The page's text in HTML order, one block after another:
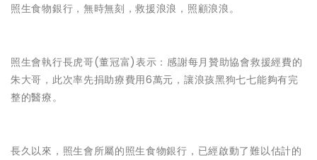
照生食物銀行，無時無刻，救援浪浪，照顧浪浪。
照生會執行長虎哥(董冠富)表示：感謝每月贊助協會救援經費的
朱大哥，此次率先捐助療費用6萬元，讓浪孩黑狗七七能夠有完
整的醫療。
長久以來，照生會所屬的照生食物銀行，已經啟動了難以估計的